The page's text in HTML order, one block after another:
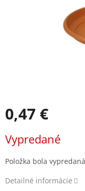
0,47 €
cena:
Vypredané
Položka bola
Detailné informácie